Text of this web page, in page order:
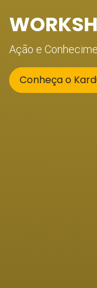
Ação e
Conheça o